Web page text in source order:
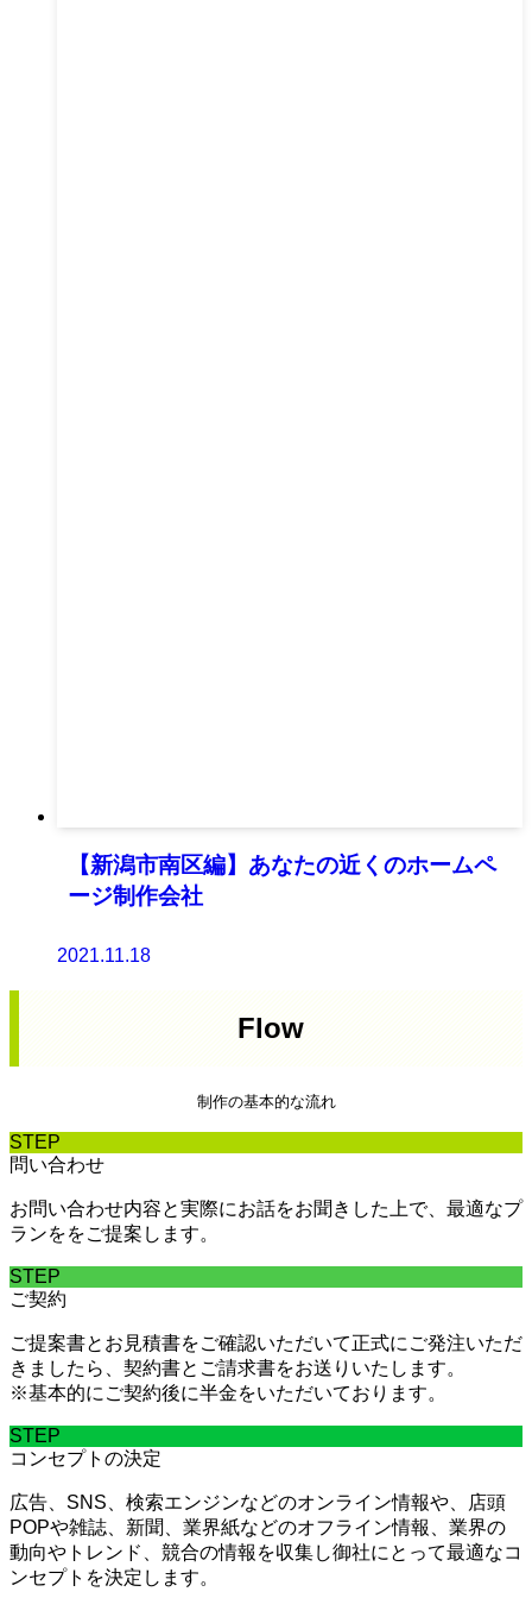
【新潟市南区編】あなたの近くのホームペ
ージ制作会社
2021.11.18
Flow
制作の基本的な流れ
STEP
問い合わせ
お問い合わせ内容と実際にお話をお聞きした上で、最適なプ
ランををご提案します。
STEP
ご契約
ご提案書とお見積書をご確認いただいて正式にご発注いただ
きましたら、契約書とご請求書をお送りいたします。
※基本的にご契約後に半金をいただいております。
STEP
コンセプトの決定
広告、SNS、検索エンジンなどのオンライン情報や、店頭
POPや雑誌、新聞、業界紙などのオフライン情報、業界の
動向やトレンド、競合の情報を収集し御社にとって最適なコ
ンセプトを決定します。